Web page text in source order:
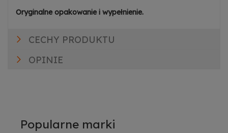
Oryginalne opakowanie i wypełnienie.
CECHY PRODUKTU
OPINIE
Popularne marki